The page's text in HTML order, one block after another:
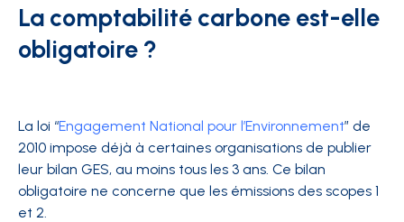
La comptabilité carbone est-elle
obligatoire ?
La loi “Engagement National pour l’Environnement” de
2010 impose déjà à certaines organisations de publier
leur bilan GES, au moins tous les 3 ans. Ce bilan
obligatoire ne concerne que les émissions des scopes 1
et 2.